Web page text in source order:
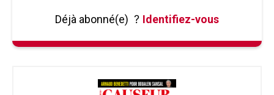
Déjà abonné(e) ? Identifiez-vous